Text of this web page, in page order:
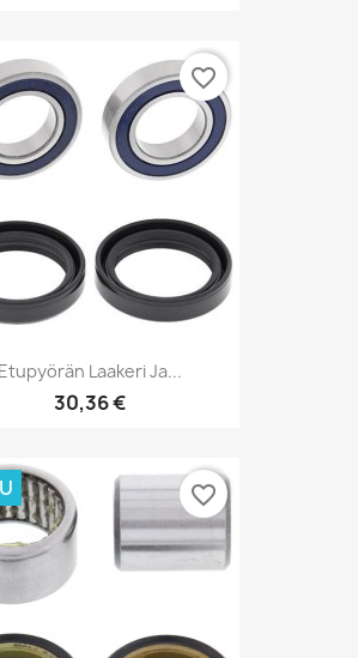
Etupyörän Laakeri Ja...
30,36 €
favorite_border
favorite_border